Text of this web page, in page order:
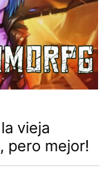
vieja
pero mejor!